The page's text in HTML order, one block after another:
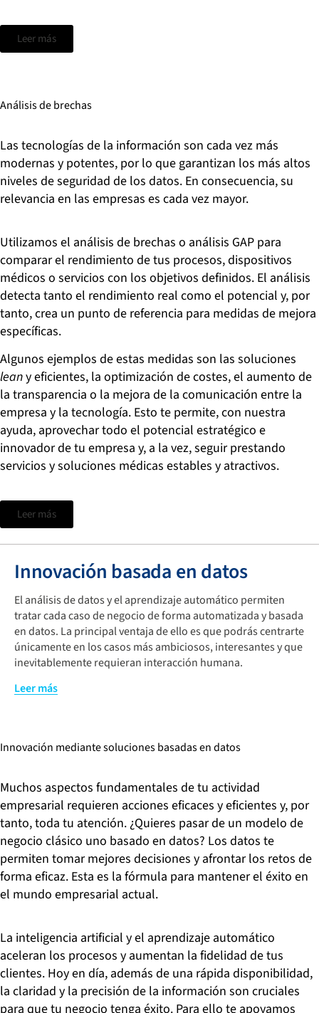
Leer más
Análisis de brechas
Las tecnologías de la información son cada vez más
modernas y potentes, por lo que garantizan los más altos
niveles de seguridad de los datos. En consecuencia, su
relevancia en las empresas es cada vez mayor.
Utilizamos el análisis de brechas o análisis GAP para
comparar el rendimiento de tus procesos, dispositivos
médicos o servicios con los objetivos definidos. El análisis
detecta tanto el rendimiento real como el potencial y, por
tanto, crea un punto de referencia para medidas de mejora
específicas.
Algunos ejemplos de estas medidas son las soluciones
leany eficientes, la optimización de costes, el aumento de
la transparencia o la mejora de la comunicación entre la
empresa y la tecnología. Esto te permite, con nuestra
ayuda, aprovechar todo el potencial estratégico e
innovador de tu empresa y, a la vez, seguir prestando
servicios y soluciones médicas estables y atractivos.
Leer más
Innovación basada en datos
El análisis de datos y el aprendizaje automático permiten
tratar cada caso de negocio de forma automatizada y basada
en datos. La principal ventaja de ello es que podrás centrarte
únicamente en los casos más ambiciosos, interesantes y que
inevitablemente requieran interacción humana.
Disponer de una gran cantidad de datos debidamente
extraer información útil de ellos.
cumplan con las leyes de protección de datos. El objetivo de
futuro consiste en dar uso a los datos no solamente dentro
de tu empresa, sino también en negocios y empresas
emergentes dedicados a la ciencia y la investigación. En ERNI
te asistimos para que la implementación de proyectos
basados en datos sea un éxito. Para ello, nos valemos en
gran medida de las mejores prácticas de almacenamiento,
protección, recopilación y procesamiento de datos.
Leer más
Innovación mediante soluciones basadas en datos
Muchos aspectos fundamentales de tu actividad
empresarial requieren acciones eficaces y eficientes y, por
tanto, toda tu atención. ¿Quieres pasar de un modelo de
negocio clásico uno basado en datos? Los datos te
permiten tomar mejores decisiones y afrontar los retos de
forma eficaz. Esta es la fórmula para mantener el éxito en
el mundo empresarial actual.
La inteligencia artificial y el aprendizaje automático
aceleran los procesos y aumentan la fidelidad de tus
clientes. Hoy en día, además de una rápida disponibilidad,
la claridad y la precisión de la información son cruciales
para que tu negocio tenga éxito. Para ello te apoyamos